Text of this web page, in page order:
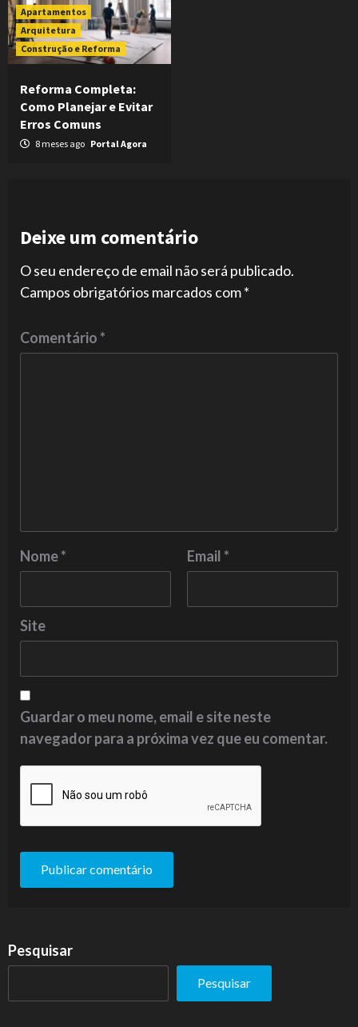
Apartamentos
Arquitetura
Construção e Reforma
Reforma Completa:
Como Planejar e Evitar
Erros Comuns
8 meses ago Portal Agora
Deixe um comentário
O seu endereço de email não será publicado.
Campos obrigatórios marcados com*
Comentário*
Nome* Email*
Site
Guardar o meu nome, email e site neste
navegador para a próxima vez que eu comentar.
Pesquisar
Pesquisar